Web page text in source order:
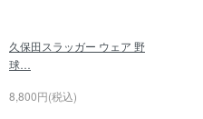
久保田スラッガー ウェア 野
球…
8,800円(税込)